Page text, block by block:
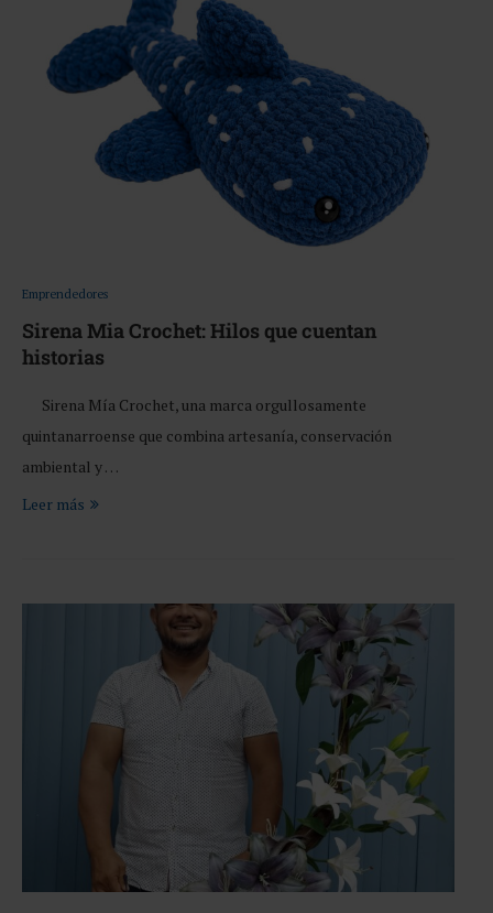
Emprendedores
Sirena Mia Crochet: Hilos que cuentan
historias
Sirena Mía Crochet, una marca orgullosamente
quintanarroense que combina artesanía, conservación
ambiental y …
Leer más